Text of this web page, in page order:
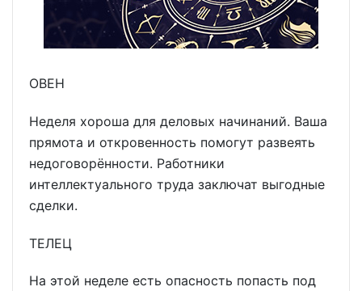
ОВЕН
Неделя хороша для деловых начинаний. Ваша
прямота и откровенность помогут развеять
недоговорённости. Работники
интеллектуального труда заключат выгодные
сделки.
ТЕЛЕЦ
На этой неделе есть опасность попасть под